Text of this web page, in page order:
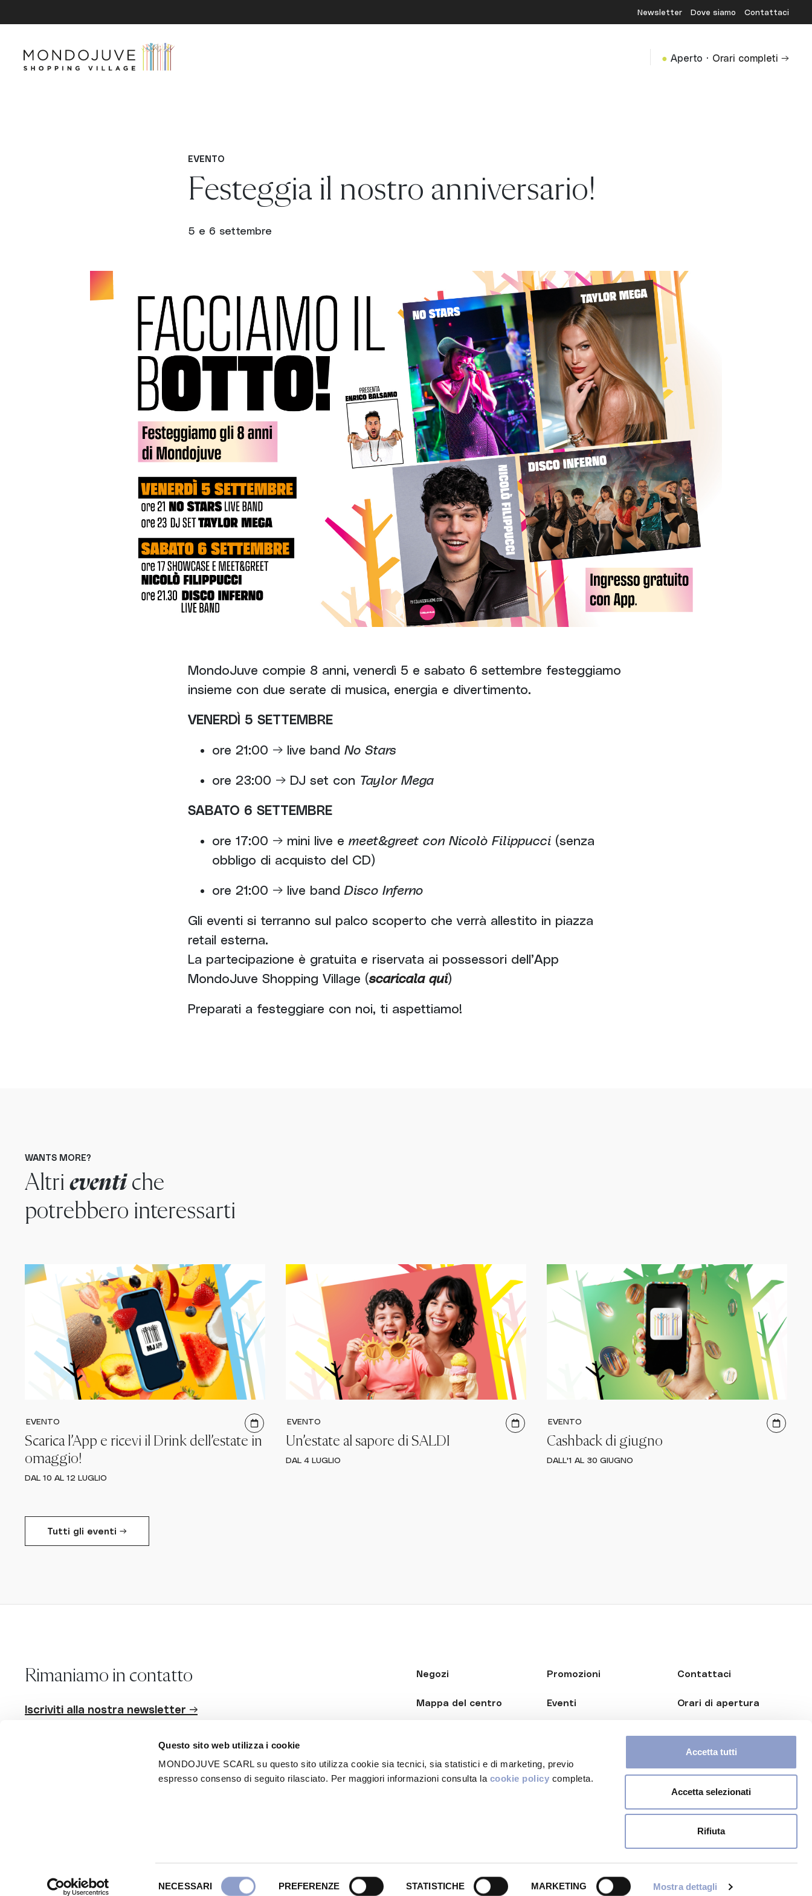
Questo sito web utilizza i cookie
MONDOJUVE SCARL su questo sito utilizza cookie sia tecnici, sia statistici e di marketing, previo
espresso consenso di seguito rilasciato. Per maggiori informazioni consulta la cookie policy completa.
NECESSARI PREFERENZE STATISTICHE MARKETING Mostra dettagli
Accetta tutti
Accetta selezionati
Rifiuta
to
Newsletter Dove siamo Contattaci
● Aperto · Orari completi →
EVENTO
Festeggia il nostro anniversario!
5 e 6 settembre
MondoJuve compie 8 anni, venerdì 5 e sabato 6 settembre festeggiamo
insieme con due serate di musica, energia e divertimento.
VENERDÌ 5 SETTEMBRE
ore 21:00 → live band No Stars
ore 23:00 → DJ set con Taylor Mega
SABATO 6 SETTEMBRE
ore 17:00 → mini live e meet&greet con Nicolò Filippucci(senza
obbligo di acquisto del CD)
ore 21:00 → live band Disco Inferno
Gli eventi si terranno sul palco scoperto che verrà allestito in piazza
retail esterna.
La partecipazione è gratuita e riservata ai possessori dell’App
MondoJuve Shopping Village (scaricala qui)
Preparati a festeggiare con noi, ti aspettiamo!
WANTS MORE?
Altri eventiche
potrebbero interessarti
EVENTO
Scarica l’App e ricevi il Drink dell’estate in
omaggio!
DAL 10 AL 12 LUGLIO
EVENTO
Un’estate al sapore di SALDI
DAL 4 LUGLIO
EVENTO
Cashback di giugno
DALL'1 AL 30 GIUGNO
Tutti gli eventi →
Rimaniamo in contatto
Iscriviti alla nostra newsletter →
Negozi
Mappa del centro
Gift Card
Promozioni
Eventi
Newsletter
Contattaci
Orari di apertura